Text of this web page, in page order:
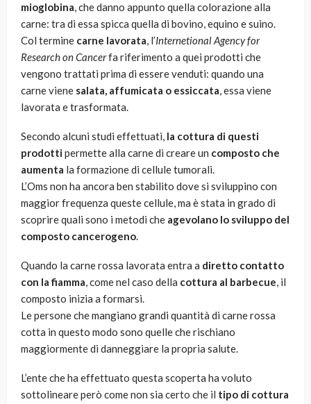
mioglobina, che danno appunto quella colorazione alla
carne: tra di essa spicca quella di bovino, equino e suino.
Col termine carne lavorata, l’Internetional Agency for
Research on Cancerfa riferimento a quei prodotti che
vengono trattati prima di essere venduti: quando una
carne viene salata, affumicata o essiccata, essa viene
lavorata e trasformata.
Secondo alcuni studi effettuati, la cottura di questi
prodottipermette alla carne di creare un composto che
aumenta la formazione di cellule tumorali.
L’Oms non ha ancora ben stabilito dove si sviluppino con
maggior frequenza queste cellule, ma è stata in grado di
scoprire quali sono i metodi che agevolano lo sviluppo del
composto cancerogeno.
Quando la carne rossa lavorata entra a diretto contatto
con la fiamma, come nel caso della cottura al barbecue, il
composto inizia a formarsi.
Le persone che mangiano grandi quantità di carne rossa
cotta in questo modo sono quelle che rischiano
maggiormente di danneggiare la propria salute.
L’ente che ha effettuato questa scoperta ha voluto
sottolineare però come non sia certo che il tipo di cottura